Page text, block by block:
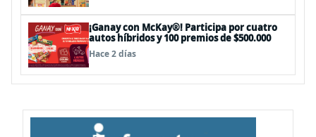
¡Ganay con McKay®! Participa por cuatro
autos híbridos y 100 premios de $500.000
Hace 2 días